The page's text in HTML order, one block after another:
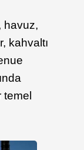
havuz,
kahvaltı
temel